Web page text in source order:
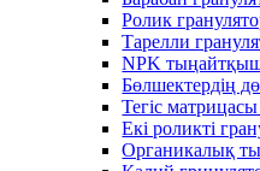
Ролик
Тарелли
NPK
Бөлшектердің
Тегіс
Екі роликті
Органикалық